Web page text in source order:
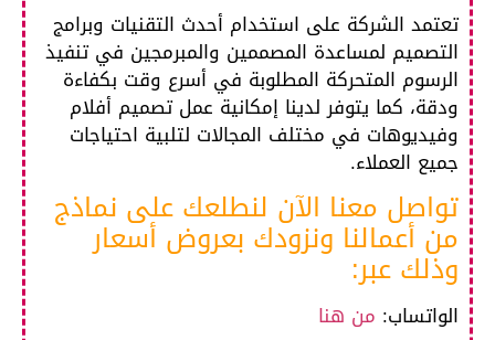
تعتمد الشركة على استخدام أحدث التقنيات وبرامج
التصميم لمساعدة المصممين والمبرمجين في تنفيذ
الرسوم المتحركة المطلوبة في أسرع وقت بكفاءة
ودقة، كما يتوفر لدينا إمكانية عمل تصميم أفلام
وفيديوهات في مختلف المجالات لتلبية احتياجات
جميع العملاء.
تواصل معنا الآن لنطلعك على نماذج
من أعمالنا ونزودك بعروض أسعار
وذلك عبر:
الواتساب:من هنا